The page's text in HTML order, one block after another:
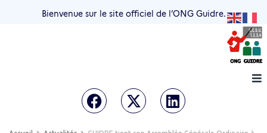
Bienvenue sur le site officiel de l’ONG Guidre.